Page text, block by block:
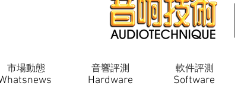
市場動態 音響評測 軟件評測
Hardware Software